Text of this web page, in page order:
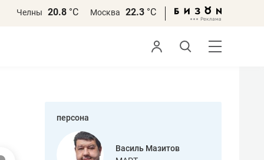
Челны 20.8 °С Москва 22.3 °С
персона
Василь Мазитов